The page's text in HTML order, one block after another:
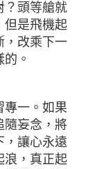
？頭等艙就
但是飛機起
，改乘下一
。
專一。如果
隨妄念，將
，讓心永遠
浪，真正起